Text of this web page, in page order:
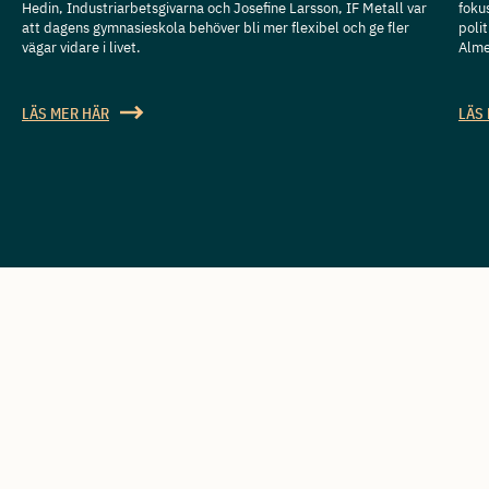
Hedin, Industriarbetsgivarna och Josefine Larsson, IF Metall var
att dagens gymnasieskola behöver bli mer flexibel och ge fler
vägar vidare i livet.
LÄS MER HÄR LÄS